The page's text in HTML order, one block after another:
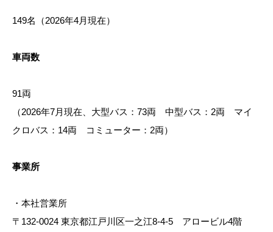
149名（2026年4月現在）
車両数
91両
（2026年7月現在、大型バス：73両 中型バス：2両 マイ
クロバス：14両 コミューター：2両）
事業所
・本社営業所
〒132-0024 東京都江戸川区一之江8-4-5 アロービル4階